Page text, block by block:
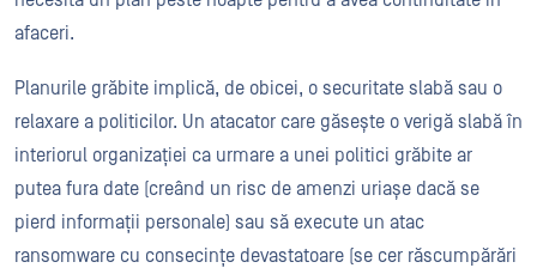
afaceri.
Planurile grăbite implică, de obicei, o securitate slabă sau o
relaxare a politicilor. Un atacator care găsește o verigă slabă în
interiorul organizației ca urmare a unei politici grăbite ar
putea fura date (creând un risc de amenzi uriașe dacă se
pierd informații personale) sau să execute un atac
ransomware cu consecințe devastatoare (se cer răscumpărări